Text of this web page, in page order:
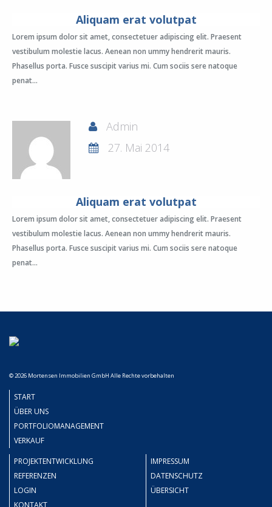
Aliquam erat volutpat
Lorem ipsum dolor sit amet, consectetuer adipiscing elit. Praesent
vestibulum molestie lacus. Aenean non ummy hendrerit mauris.
Phasellus porta. Fusce suscipit varius mi. Cum sociis sere natoque
penat...
Admin
27. Mai 2014
Aliquam erat volutpat
Lorem ipsum dolor sit amet, consectetuer adipiscing elit. Praesent
vestibulum molestie lacus. Aenean non ummy hendrerit mauris.
Phasellus porta. Fusce suscipit varius mi. Cum sociis sere natoque
penat...
© 2026 Mortensen Immobilien GmbH Alle Rechte vorbehalten
START
ÜBER UNS
PORTFOLIOMANAGEMENT
VERKAUF
PROJEKTENTWICKLUNG
REFERENZEN
LOGIN
KONTAKT
IMPRESSUM
DATENSCHUTZ
ÜBERSICHT